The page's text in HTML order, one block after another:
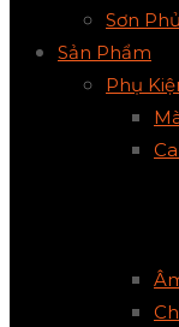
Sơn
Sản Phẩm
Phụ